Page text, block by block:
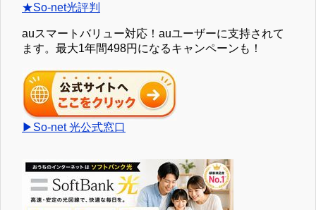
★So-net光評判
auスマートバリュー対応！auユーザーに支持されて
ます。最大1年間498円になるキャンペーンも！
▶So-net 光公式窓口